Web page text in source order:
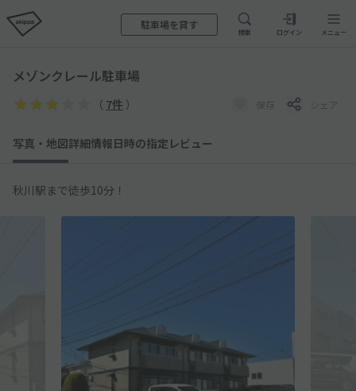
駐車場を貸す
検索 ログイン メニュー
メゾンクレール駐車場
（ 7件 ） 保存 シェア
写真・地図詳細情報日時の指定 レビュー
秋川駅まで徒歩10分！